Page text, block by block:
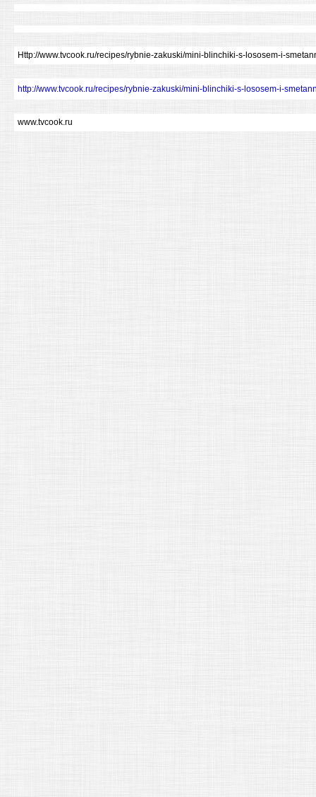
Http://www.tvcook.ru/recipes/rybnie-zakuski/mini-blinchiki-s-lososem-i-
http://www.tvcook.ru/recipes/rybnie-zakuski/mini-blinchiki-s-lososem-i-
www.tvcook.ru